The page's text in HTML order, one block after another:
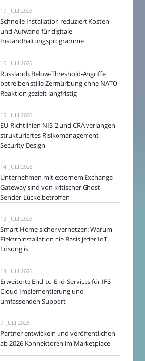
17. JULI 2026
Schnelle Installation reduziert Kosten
und Aufwand für digitale
Instandhaltungsprogramme
16. JULI 2026
Russlands Below-Threshold-Angriffe
betreiben stille Zermürbung ohne NATO-
Reaktion gezielt langfristig
15. JULI 2026
EU-Richtlinien NIS-2 und CRA verlangen
strukturiertes Risikomanagement
Security Design
14. JULI 2026
Unternehmen mit externem Exchange-
Gateway sind von kritischer Ghost-
Sender-Lücke betroffen
13. JULI 2026
Smart Home sicher vernetzen: Warum
Elektroinstallation die Basis jeder IoT-
Lösung ist
13. JULI 2026
Erweiterte End-to-End-Services für IFS
Cloud Implementierung und
umfassenden Support
7. JULI 2026
Partner entwickeln und veröffentlichen
ab 2026 Konnektoren im Marketplace